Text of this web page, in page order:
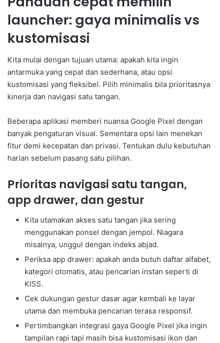
launcher: gaya minimalis vs
kustomisasi
Kita mulai dengan tujuan utama: apakah kita ingin
antarmuka yang cepat dan sederhana, atau opsi
kustomisasi yang fleksibel. Pilih minimalis bila prioritasnya
kinerja dan navigasi satu tangan.
Beberapa aplikasi memberi nuansa Google Pixel dengan
banyak pengaturan visual. Sementara opsi lain menekan
fitur demi kecepatan dan privasi. Tentukan dulu kebutuhan
harian sebelum pasang satu pilihan.
Prioritas navigasi satu tangan,
app drawer, dan gestur
Kita utamakan akses satu tangan jika sering
menggunakan ponsel dengan jempol. Niagara
misalnya, unggul dengan indeks abjad.
Periksa app drawer: apakah anda butuh daftar alfabet,
kategori otomatis, atau pencarian instan seperti di
KISS.
Cek dukungan gestur dasar agar kembali ke layar
utama dan membuka pencarian terasa responsif.
Pertimbangkan integrasi gaya Google Pixel jika ingin
tampilan rapi tapi masih bisa kustomisasi ikon dan